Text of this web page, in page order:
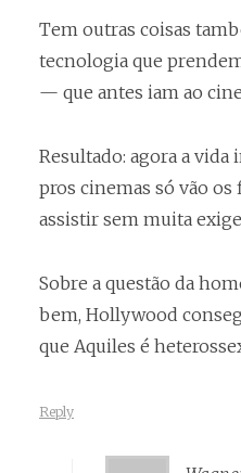
Tem outras coisas
tecnologia que
— que antes iam ao
Resultado: agora a vida
pros cinemas só vão os
assistir sem muita
Sobre a questão da
bem, Hollywood
que Aquiles é
Reply